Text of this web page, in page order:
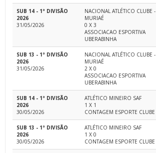
SUB 14 - 1ª DIVISÃO
2026
31/05/2026
NACIONAL ATLÉTICO CLUBE -
MURIAÉ
0 X 3
ASSOCIACAO ESPORTIVA
UBERABINHA
SUB 13 - 1ª DIVISÃO
2026
31/05/2026
NACIONAL ATLÉTICO CLUBE -
MURIAÉ
2 X 0
ASSOCIACAO ESPORTIVA
UBERABINHA
SUB 14 - 1ª DIVISÃO
2026
30/05/2026
ATLÉTICO MINEIRO SAF
1 X 1
CONTAGEM ESPORTE CLUBE
SUB 13 - 1ª DIVISÃO
2026
30/05/2026
ATLÉTICO MINEIRO SAF
1 X 0
CONTAGEM ESPORTE CLUBE